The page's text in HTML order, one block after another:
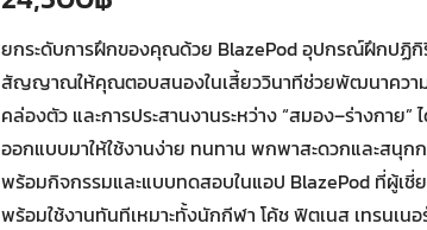
ยกระดับการฝึกของคุณด้วย BlazePod อุปกรณ์ฝึกปฏิกิริ
สัญญาณให้คุณตอบสนองในเสี้ยววินาทีช่วยพัฒนาความ
คล่องตัว และการประสานงานระหว่าง “สมอง–ร่างกาย”
ออกแบบมาให้ใช้งานง่าย ทนทาน พกพาสะดวกและสนุก
พร้อมกิจกรรมและแบบทดสอบในแอป BlazePod ที่ผู้เชี่
พร้อมใช้งานทันทีเหมาะทั้งนักกีฬา โค้ช ฟิตเนส เทรนเน